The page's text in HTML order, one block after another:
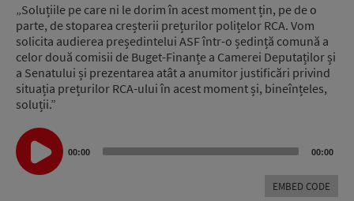
„Soluțiile pe care ni le dorim în acest moment țin, pe de o
parte, de stoparea creșterii prețurilor polițelor RCA. Vom
solicita audierea președintelui ASF într-o ședință comună a
celor două comisii de Buget-Finanțe a Camerei Deputaților și
a Senatului și prezentarea atât a anumitor justificări privind
situația prețurilor RCA-ului în acest moment și, bineînțeles,
soluții.”
Audio
Player
00:00 00:00
EMBED CODE